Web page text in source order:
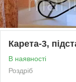
Карета-3,
В наявності
Роздріб